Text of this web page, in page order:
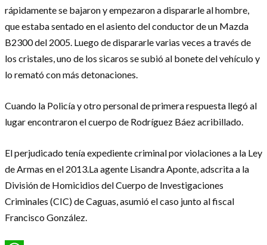
rápidamente se bajaron y empezaron a dispararle al hombre,
que estaba sentado en el asiento del conductor de un Mazda
B2300 del 2005. Luego de dispararle varias veces a través de
los cristales, uno de los sicaros se subió al bonete del vehículo y
lo remató con más detonaciones.
Cuando la Policía y otro personal de primera respuesta llegó al
lugar encontraron el cuerpo de Rodríguez Báez acribillado.
El perjudicado tenía expediente criminal por violaciones a la Ley
de Armas en el 2013.La agente Lisandra Aponte, adscrita a la
División de Homicidios del Cuerpo de Investigaciones
Criminales (CIC) de Caguas, asumió el caso junto al fiscal
Francisco González.